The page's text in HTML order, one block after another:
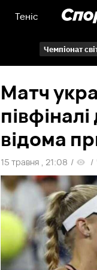
Теніс
Чемпіонат
Матч
відома
15 травня , 21:08 / /